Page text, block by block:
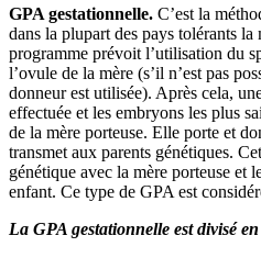
GPA gestationnelle. C’est la
dans la plupart des pays tolérants
programme prévoit l’utilisation du
l’ovule de la mère (s’il n’est pas
donneur est utilisée). Après cela,
effectuée et les embryons les plus
de la mère porteuse. Elle porte et
transmet aux parents génétiques.
génétique avec la mère porteuse et
enfant. Ce type de GPA est
La GPA gestationnelle est divisé en